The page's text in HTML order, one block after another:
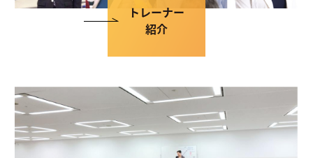
トレーナー
紹介